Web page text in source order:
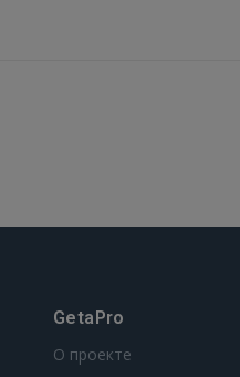
GetaPro
О проекте